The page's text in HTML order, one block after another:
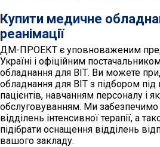
Купити медичне
реанімації
ДМ-ПРОЕКТ є уповноваженим
Україні і офіційним
обладнання для ВІТ. Ви можете
обладнання для ВІТ з підбором під
пацієнтів, навчанням персоналу і
обслуговуванням. Ми
відділень інтенсивної терапії, а
підібрати оснащення відділень
вашого закладу.